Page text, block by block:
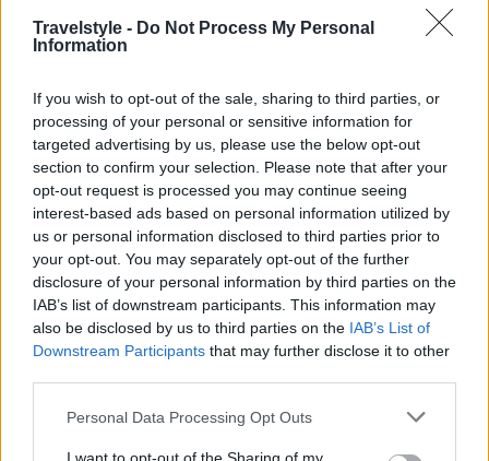
Travelstyle - Do Not Process My Personal
Information
If you wish to opt-out of the sale, sharing to third parties, or
processing of your personal or sensitive information for
targeted advertising by us, please use the below opt-out
section to confirm your selection. Please note that after your
opt-out request is processed you may continue seeing
interest-based ads based on personal information utilized by
us or personal information disclosed to third parties prior to
your opt-out. You may separately opt-out of the further
disclosure of your personal information by third parties on the
IAB’s list of downstream participants. This information may
also be disclosed by us to third parties on the IAB’s List of
Downstream Participants that may further disclose it to other
Please note that this website/app uses one or more Google
Personal Data Processing Opt Outs
Δείτε την προσφορά: